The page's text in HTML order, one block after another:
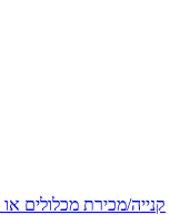
קנייה/מכירת מכלולים